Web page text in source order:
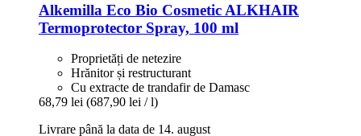
Alkemilla Eco Bio Cosmetic ALKHAIR
Termoprotector Spray, 100 ml
Proprietăți de netezire
Hrănitor și restructurant
Cu extracte de trandafir de Damasc
68,79 lei (687,90 lei / l)
Livrare până la data de 14. august